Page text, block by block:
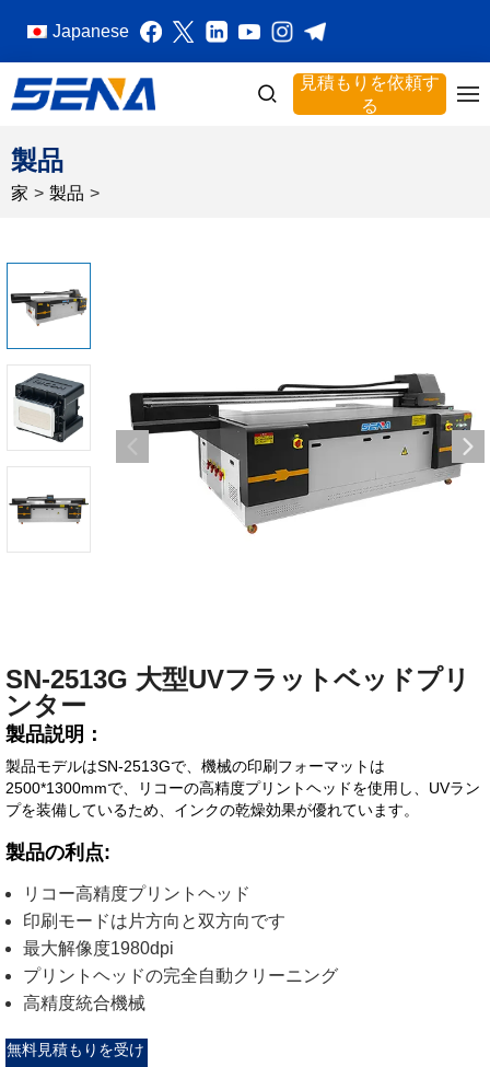
Japanese
見積もりを依頼す
る
製品
家 > 製品 >
SN-2513G 大型UVフラットベッドプリ
ンター
製品説明：
製品モデルはSN-2513Gで、機械の印刷フォーマットは
2500*1300mmで、リコーの高精度プリントヘッドを使用し、UVラン
プを装備しているため、インクの乾燥効果が優れています。
製品の利点:
リコー高精度プリントヘッド
印刷モードは片方向と双方向です
最大解像度1980dpi
プリントヘッドの完全自動クリーニング
高精度統合機械
無料見積もりを受け